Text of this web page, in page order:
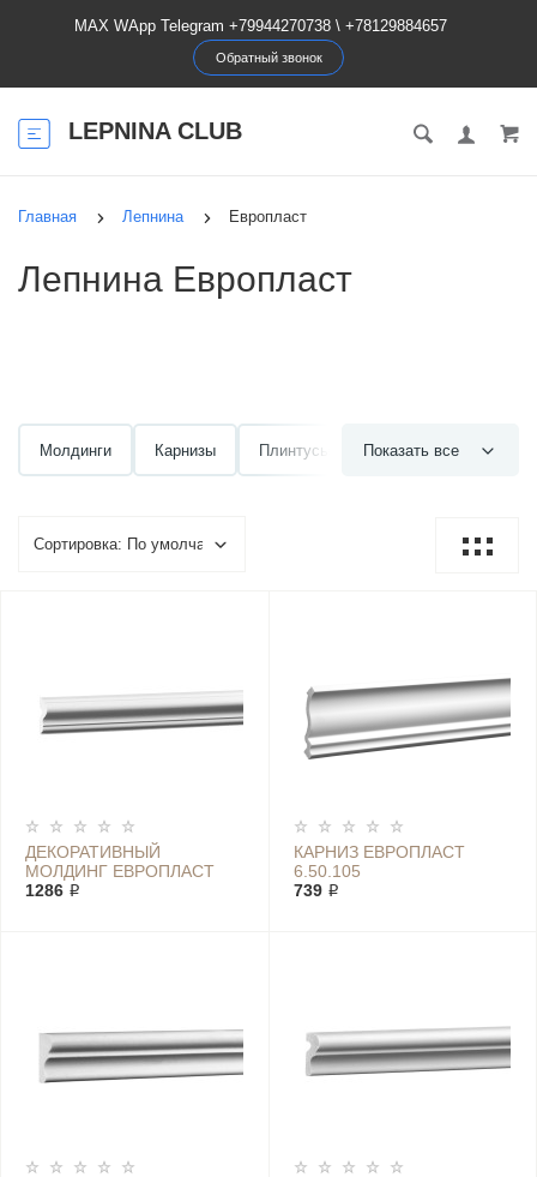
MAX WApp Telegram +79944270738 \ +78129884657
Обратный звонок
LEPNINA CLUB
Главная Лепнина Европласт
Лепнина Европласт
Молдинги Карнизы Плинтусы Под подсветку
Показать все
ДЕКОРАТИВНЫЙ
МОЛДИНГ ЕВРОПЛАСТ
1.51.301
1286 ₽
КАРНИЗ ЕВРОПЛАСТ
6.50.105
739 ₽